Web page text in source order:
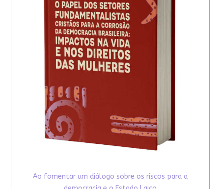
Ao fomentar um diálogo sobre os riscos para a